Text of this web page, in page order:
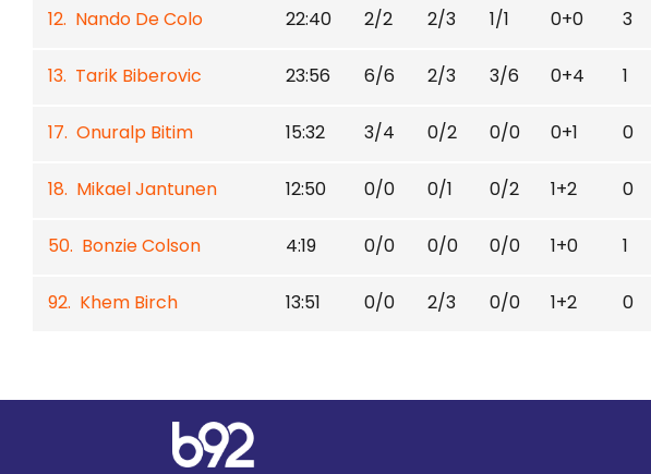
12. Nando De Colo 22:40 2/2 2/3 1/1 0+0 3
13. Tarik Biberovic 23:56 6/6 2/3 3/6 0+4 1
17. Onuralp Bitim 15:32 3/4 0/2 0/0 0+1 0
18. Mikael Jantunen 12:50 0/0 0/1 0/2 1+2 0
50. Bonzie Colson 4:19 0/0 0/0 0/0 1+0 1
92. Khem Birch 13:51 0/0 2/3 0/0 1+2 0